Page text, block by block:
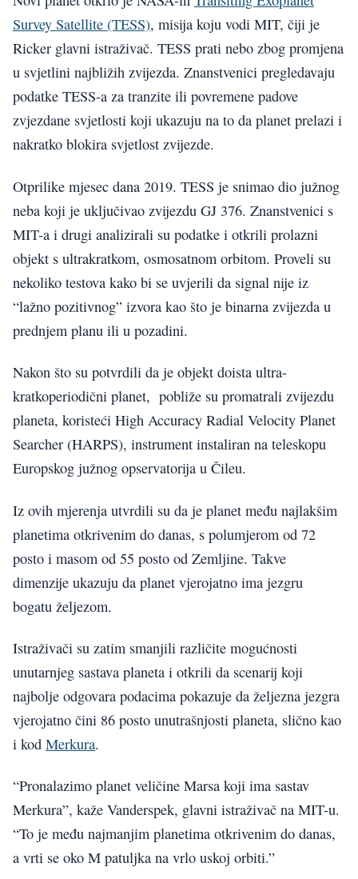
Survey Satellite (TESS), misija koju vodi MIT, čiji je
Ricker glavni istraživač. TESS prati nebo zbog promjena
u svjetlini najbližih zvijezda. Znanstvenici pregledavaju
podatke TESS-a za tranzite ili povremene padove
zvjezdane svjetlosti koji ukazuju na to da planet prelazi i
nakratko blokira svjetlost zvijezde.
Otprilike mjesec dana 2019. TESS je snimao dio južnog
neba koji je uključivao zvijezdu GJ 376. Znanstvenici s
MIT-a i drugi analizirali su podatke i otkrili prolazni
objekt s ultrakratkom, osmosatnom orbitom. Proveli su
nekoliko testova kako bi se uvjerili da signal nije iz
“lažno pozitivnog” izvora kao što je binarna zvijezda u
prednjem planu ili u pozadini.
Nakon što su potvrdili da je objekt doista ultra-
kratkoperiodični planet, pobliže su promatrali zvijezdu
planeta, koristeći High Accuracy Radial Velocity Planet
Searcher (HARPS), instrument instaliran na teleskopu
Europskog južnog opservatorija u Čileu.
Iz ovih mjerenja utvrdili su da je planet među najlakšim
planetima otkrivenim do danas, s polumjerom od 72
posto i masom od 55 posto od Zemljine. Takve
dimenzije ukazuju da planet vjerojatno ima jezgru
bogatu željezom.
Istraživači su zatim smanjili različite mogućnosti
unutarnjeg sastava planeta i otkrili da scenarij koji
najbolje odgovara podacima pokazuje da željezna jezgra
vjerojatno čini 86 posto unutrašnjosti planeta, slično kao
i kod Merkura.
“Pronalazimo planet veličine Marsa koji ima sastav
Merkura”, kaže Vanderspek, glavni istraživač na MIT-u.
“To je među najmanjim planetima otkrivenim do danas,
a vrti se oko M patuljka na vrlo uskoj orbiti.”